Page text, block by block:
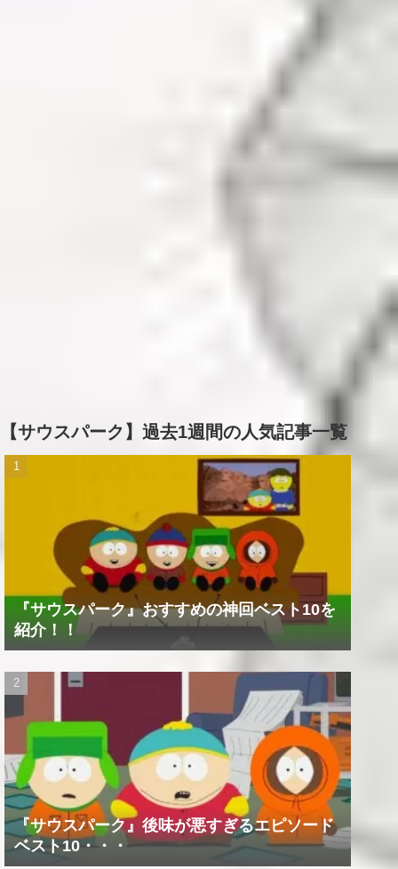
【サウスパーク】過去1週間の人気記事一覧
『サウスパーク』おすすめの神回ベスト10を
紹介！！
『サウスパーク』後味が悪すぎるエピソード
ベスト10・・・